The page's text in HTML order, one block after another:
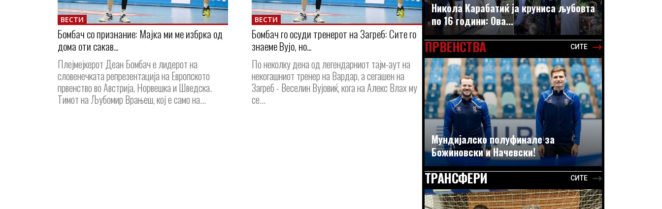
ВЕСТИ
Бомбач со признание: Мајка ми ме избрка од
дома оти сакав...
Плејмејкерот Деан Бомбач е лидерот на
словенечката репрезентација на Европското
првенство во Австрија, Норвешка и Шведска.
Тимот на Љубомир Врањеш, кој е само на...
ВЕСТИ
Бомбач го осуди тренерот на Загреб: Сите го
знаеме Вујо, но...
По неколку дена од легендарниот тајм-аут на
некогашниот тренер на Вардар, а сегашен на
Загреб - Веселин Вујовиќ, кога на Алекс Влах му
се...
Никола Карабатиќ ја круниса љубовта
по 16 години: Ова...
ПРВЕНСТВА СИТЕ
Мундијалско полуфинале за
Божиновски и Начевски!
ТРАНСФЕРИ СИТЕ